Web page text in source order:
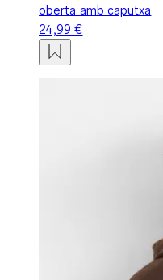
oberta amb caputxa
24,99 €